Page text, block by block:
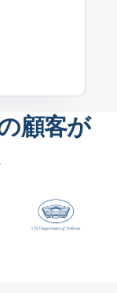
顧客が